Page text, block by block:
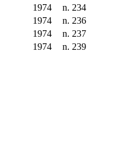
1974 n. 234
1974 n. 236
1974 n. 237
1974 n. 239